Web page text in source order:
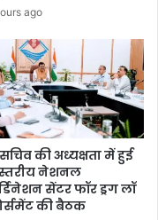
ago
की अध्यक्षता में हुई
स्तरीय नेशनल
सेंटर फॉर ड्रग लॉ
की बैठक